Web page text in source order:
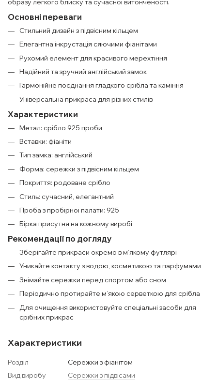
образу легкого блиску та сучасної витонченості.
Основні переваги
Стильний дизайн з підвісним кільцем
Елегантна інкрустація сяючими фіанітами
Рухомий елемент для красивого мерехтіння
Надійний та зручний англійський замок
Гармонійне поєднання гладкого срібла та каміння
Універсальна прикраса для різних стилів
Характеристики
Метал: срібло 925 проби
Вставки: фіаніти
Тип замка: англійський
Форма: сережки з підвісним кільцем
Покриття: родоване срібло
Стиль: сучасний, елегантний
Проба з пробірної палати: 925
Бірка присутня на кожному виробі
Рекомендації по догляду
Зберігайте прикраси окремо в м’якому футлярі
Уникайте контакту з водою, косметикою та парфумами
Знімайте сережки перед спортом або сном
Періодично протирайте м’якою серветкою для срібла
Для очищення використовуйте спеціальні засоби для
срібних прикрас
Характеристики
Розділ
Сережки з фіанітом
Вид виробу
Сережки з підвісами